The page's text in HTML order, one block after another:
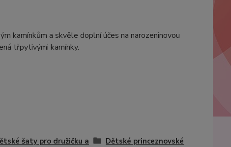
kamínkům a skvěle doplní účes na narozeninovou
třpytivými kamínky.
šaty pro družičku a
Dětské princeznovské